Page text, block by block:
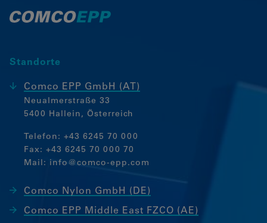
Standorte
Comco EPP GmbH (AT)
Neualmerstraße 33
5400 Hallein, Österreich
Telefon: +43 6245 70 000
Fax: +43 6245 70 000 70
Mail: info@comco-epp.com
Comco Nylon GmbH (DE)
Comco EPP Middle East FZCO (AE)